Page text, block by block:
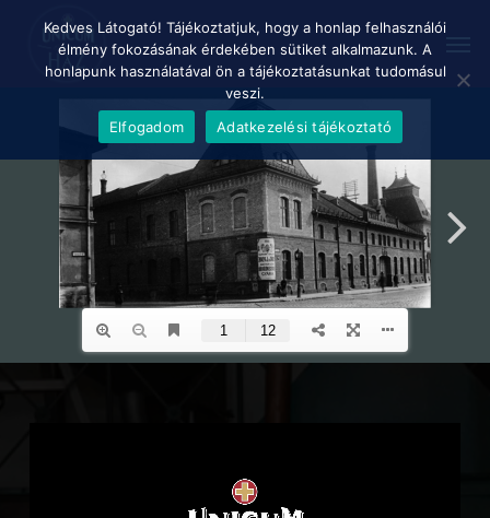
Kedves Látogató! Tájékoztatjuk, hogy a honlap felhasználói
élmény fokozásának érdekében sütiket alkalmazunk. A
honlapunk használatával ön a tájékoztatásunkat tudomásul
veszi.
Elfogadom
Adatkezelési tájékoztató